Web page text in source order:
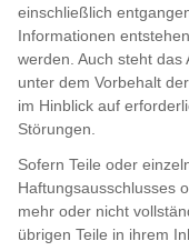
einschließlich
Informationen
werden. Auch steht das
unter dem Vorbehalt
im Hinblick auf
Störungen.
Sofern Teile oder
Haftungsausschlusses
mehr oder nicht
übrigen Teile in ihrem